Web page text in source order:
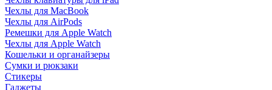
Чехлы для MacBook
Чехлы для AirPods
Ремешки для Apple Watch
Чехлы для Apple Watch
Кошельки и органайзеры
Сумки и рюкзаки
Стикеры
Гаджеты